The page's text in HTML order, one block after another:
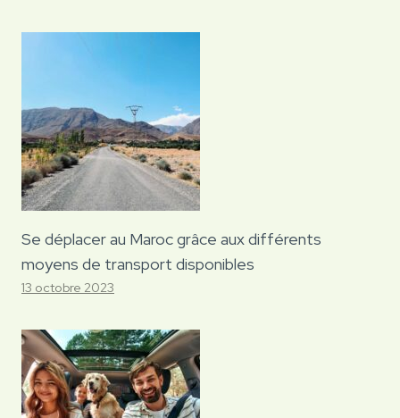
Se déplacer au Maroc grâce aux différents
moyens de transport disponibles
13 octobre 2023